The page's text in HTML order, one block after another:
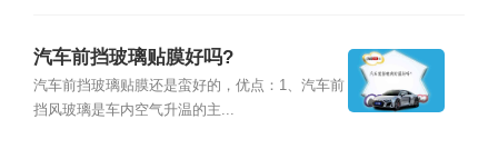
汽车前挡玻璃贴膜好吗?
汽车前挡玻璃贴膜还是蛮好的，优点：1、汽车前
挡风玻璃是车内空气升温的主...